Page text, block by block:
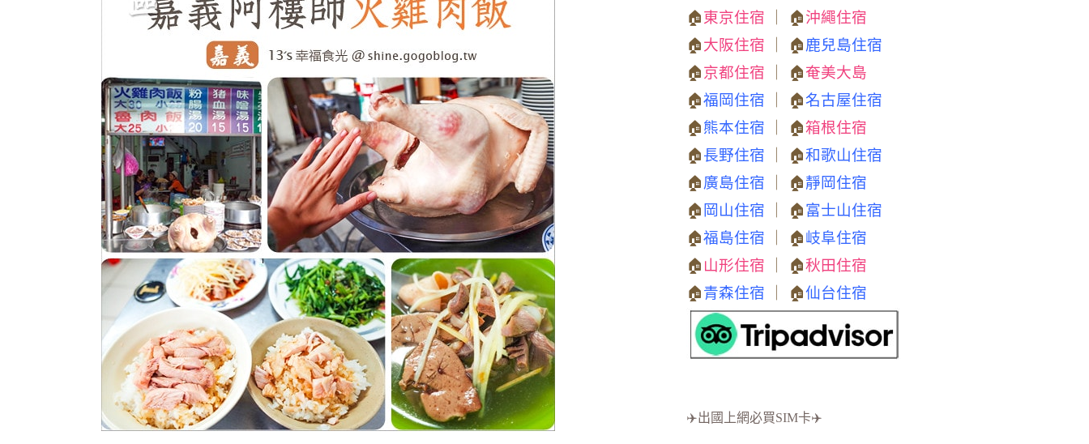
🏠東京住宿 ｜ 🏠沖繩住宿
🏠大阪住宿 ｜ 🏠鹿兒島住宿
🏠京都住宿 ｜ 🏠奄美大島
🏠福岡住宿 ｜ 🏠名古屋住宿
🏠熊本住宿 ｜ 🏠箱根住宿
🏠長野住宿 ｜ 🏠和歌山住宿
🏠廣島住宿 ｜ 🏠靜岡住宿
🏠 岡山住宿 ｜ 🏠富士山住宿
🏠福島住宿 ｜ 🏠岐阜住宿
🏠 山形住宿 ｜ 🏠秋田住宿
🏠青森住宿 ｜ 🏠仙台住宿
✈️出國上網必買SIM卡✈️